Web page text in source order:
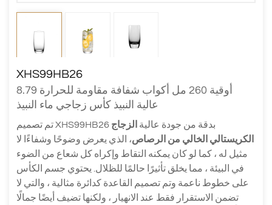
XHS99HB26
8.79 أوقية 260 مل أكواب شفافة مقاومة للحرارة
عالية النبيذ كأس زجاجي ماء النبيذ
تم تصميم XHS99HB26 بدقة من جودة عالية الزجاج
الكريستالي الخالي من الرصاص، الذي يعرض وضوحًا وشفاءًا لا
مثيل له ، كما لو كان يمكنه التقاط وإكراه كل شعاع من الضوء
في البيئة ، مما يخلق تأثيرًا حالمًا للظلال. يحتوي جسم الكأس
على خطوط ناعمة وتم تصميم القاعدة كدائرة مثالية ، والتي لا
تضمن الاستقرار فقط عند الانهيار ، ولكنها تضيف أيضًا جمالًا